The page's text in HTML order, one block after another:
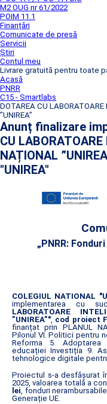
M2 OUG nr 61/2022
POIM 11.1
Finanțări
Comunicate de presă
Servicii
Știri
Contul meu
Livrare gratuită pentru toate
Acasă
PNRR
C15 - Smartlabs
DOTAREA CU LABORATOARE
”UNIREA”
Anunț finalizare
CU
NAȚIONAL
"UNIREA"
„PNRR:
COLEGIUL NATIONAL
implementarea cu
LABORATOARE
”UNIREA”", cod proiect
finanțat prin PLANUL
Pilonul VI. Politici pentru
Reforma 5. Adoptarea
educației Investiția 9.
tehnologice digitale
Proiectul s-a desfășurat în
2025, valoarea totală a
lei, fonduri
Generație UE.